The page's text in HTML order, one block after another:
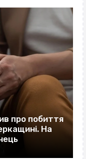
про побиття
На